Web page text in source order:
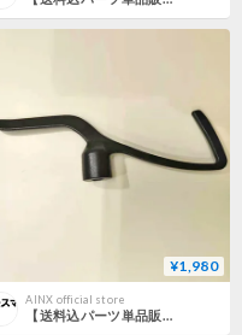
¥1,980
AINX official store
【送料込パーツ単品販売】AINX アイネクス Smart Auto Cooker 全自動調理器 専用『かき混ぜウイング』